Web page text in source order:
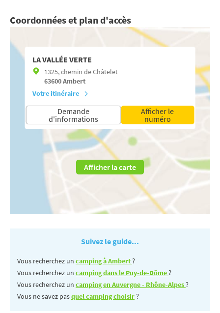
Coordonnées et plan d'accès
LA VALLÉE VERTE
1325, chemin de Châtelet
63600Ambert
Votre itinéraire
Demande
d'informations
Afficher le
numéro
Afficher la carte
Suivez le guide...
Vous recherchez un camping à Ambert?
Vous recherchez un camping dans le Puy-de-Dôme?
Vous recherchez un camping en Auvergne - Rhône-Alpes?
Vous ne savez pasquel camping choisir?